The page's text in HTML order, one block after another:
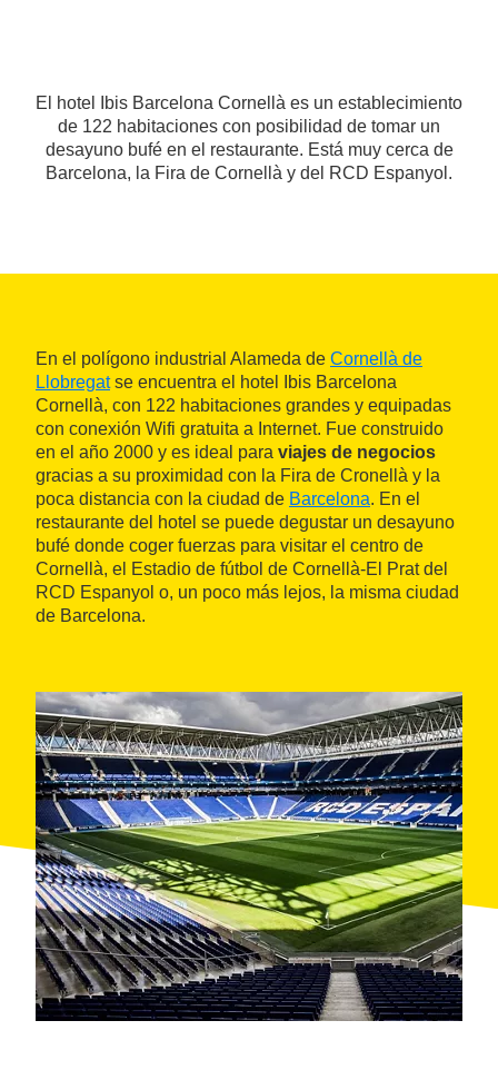
El hotel Ibis Barcelona Cornellà es un establecimiento
de 122 habitaciones con posibilidad de tomar un
desayuno bufé en el restaurante. Está muy cerca de
Barcelona, la Fira de Cornellà y del RCD Espanyol.
En el polígono industrial Alameda de Cornellà de
Llobregatse encuentra el hotel Ibis Barcelona
Cornellà, con 122 habitaciones grandes y equipadas
con conexión Wifi gratuita a Internet. Fue construido
en el año 2000 y es ideal para viajes de negocios
gracias a su proximidad con la Fira de Cronellà y la
poca distancia con la ciudad de Barcelona. En el
restaurante del hotel se puede degustar un desayuno
bufé donde coger fuerzas para visitar el centro de
Cornellà, el Estadio de fútbol de Cornellà-El Prat del
RCD Espanyol o, un poco más lejos, la misma ciudad
de Barcelona.